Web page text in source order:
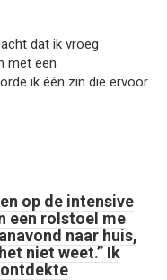
dat ik vroeg
met een
ik één zin die ervoor
op de intensive
een rolstoel me
naar huis,
niet weet.” Ik